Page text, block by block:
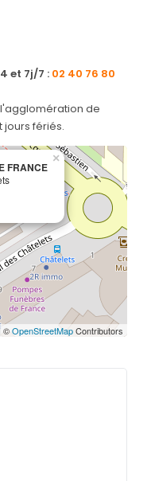
et 7j/7 : 02 40 76 80
de
jours fériés.
FRANCE
×
©OpenStreetMapContributors